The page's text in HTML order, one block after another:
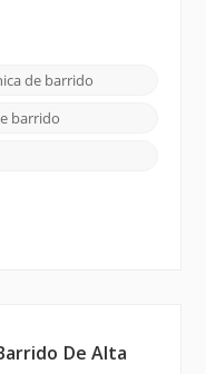
los SEM ofrecen
a la
ópticos
de barrido
barrido
De Alta